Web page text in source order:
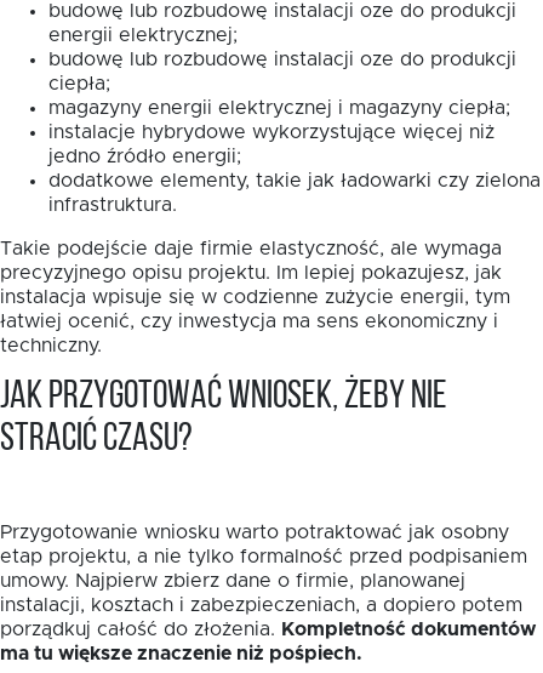
budowę lub rozbudowę instalacji oze do produkcji
energii elektrycznej;
budowę lub rozbudowę instalacji oze do produkcji
ciepła;
magazyny energii elektrycznej i magazyny ciepła;
instalacje hybrydowe wykorzystujące więcej niż
jedno źródło energii;
dodatkowe elementy, takie jak ładowarki czy zielona
infrastruktura.
Takie podejście daje firmie elastyczność, ale wymaga
precyzyjnego opisu projektu. Im lepiej pokazujesz, jak
instalacja wpisuje się w codzienne zużycie energii, tym
łatwiej ocenić, czy inwestycja ma sens ekonomiczny i
techniczny.
Jak przygotować wniosek, żeby nie
stracić czasu?
Przygotowanie wniosku warto potraktować jak osobny
etap projektu, a nie tylko formalność przed podpisaniem
umowy. Najpierw zbierz dane o firmie, planowanej
instalacji, kosztach i zabezpieczeniach, a dopiero potem
porządkuj całość do złożenia. Kompletność dokumentów
ma tu większe znaczenie niż pośpiech.